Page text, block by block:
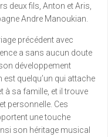
deux fils, Anton et Aris,
Andre Manoukian.
précédent avec
a sans aucun doute
développement
quelqu’un qui attache
à sa famille, et il trouve
personnelle. Ces
une touche
son héritage musical